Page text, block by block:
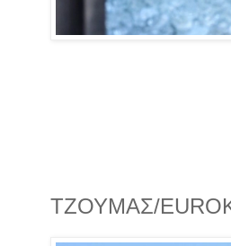
ΤΖΟΥΜΑΣ/